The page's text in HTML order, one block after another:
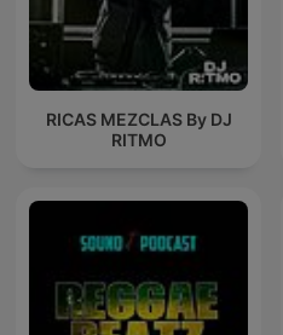
RICAS MEZCLAS By DJ
RITMO